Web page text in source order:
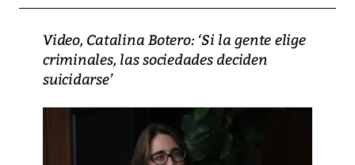
Video, Catalina Botero: ‘Si la gente elige
criminales, las sociedades deciden
suicidarse’